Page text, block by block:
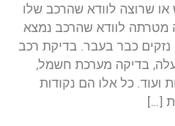
שרוצה לוודא שהרכב שלו
מטרתה לוודא שהרכב נמצא
נזקים כבר בעבר. בדיקת רכב
בדיקה מערכת חשמל,
ועוד. כל אלו הם נקודות
[…]